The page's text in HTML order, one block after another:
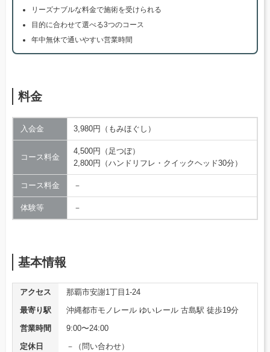
リーズナブルな料金で施術を受けられる
目的に合わせて選べる3つのコース
年中無休で通いやすい営業時間
料金
入会金 3,980円（もみほぐし）
コース料金
4,500円（足つぼ）
2,800円（ハンドリフレ・クイックヘッド30分）
コース料金 －
体験等 －
基本情報
アクセス
那覇市安謝1丁目1-24
最寄り駅
沖縄都市モノレール ゆいレール 古島駅 徒歩19分
営業時間
9:00〜24:00
定休日
－（問い合わせ）